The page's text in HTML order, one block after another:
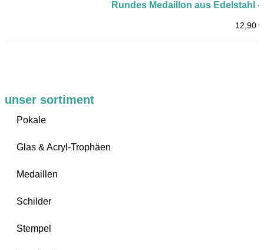
Rundes Medaillon aus Edelstahl
12,90 €
unser sortiment
Pokale
Glas & Acryl-Trophäen
Medaillen
Schilder
Stempel